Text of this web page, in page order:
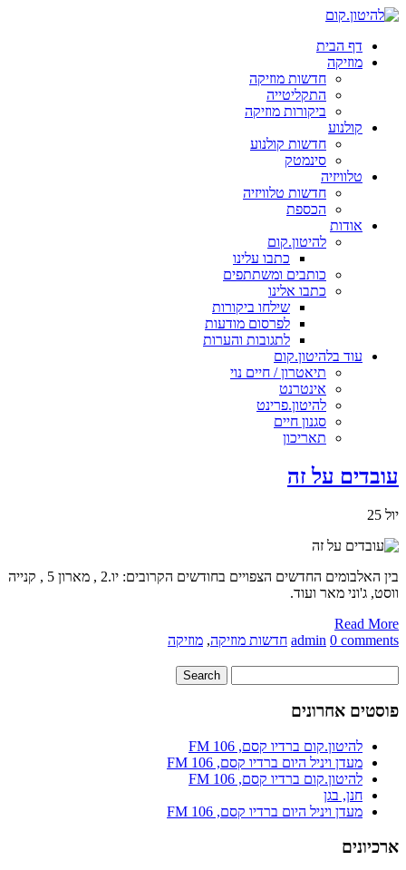
דף הבית
מוזיקה
חדשות מוזיקה
התקליטייה
ביקורות מוזיקה
קולנוע
חדשות קולנוע
סינמטק
טלוויזיה
חדשות טלוויזיה
הכספת
אודות
להיטון.קום
כתבו עלינו
כותבים ומשתתפים
כתבו אלינו
שילחו ביקורות
לפרסום מודעות
לתגובות והערות
עוד בלהיטון.קום
תיאטרון / חיים נוי
אינטרנט
להיטון.פרינט
סגנון חיים
תאריכון
עובדים על זה
יול 25
בין האלבומים החדשים הצפויים בחודשים הקרובים: יו.2 , מארון 5 , קנייה
ווסט, ג'וני מאר ועוד.
Read More
admin 0 comments חדשות מוזיקה, מוזיקה
פוסטים אחרונים
להיטון.קום ברדיו קסם, 106 FM
מעדן ויניל היום ברדיו קסם, 106 FM
להיטון.קום ברדיו קסם, 106 FM
חנן, בגן
מעדן ויניל היום ברדיו קסם, 106 FM
ארכיונים